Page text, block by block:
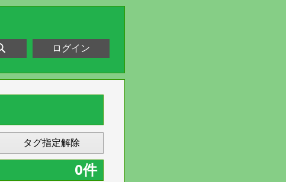
ログイン
タグ指定解除
0件